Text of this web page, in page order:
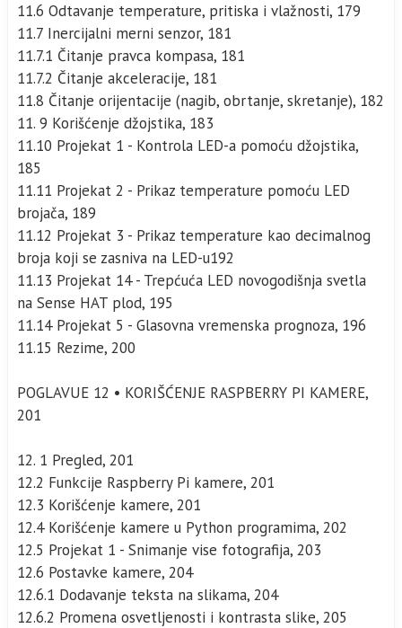
11.6 Odtavanje temperature, pritiska i vlažnosti, 179
11.7 Inercijalni merni senzor, 181
11.7.1 Čitanje pravca kompasa, 181
11.7.2 Čitanje akceleracije, 181
11.8 Čitanje orijentacije (nagib, obrtanje, skretanje), 182
11. 9 Korišćenje džojstika, 183
11.10 Projekat 1 - Kontrola LED-a pomoću džojstika,
185
11.11 Projekat 2 - Prikaz temperature pomoću LED
brojača, 189
11.12 Projekat 3 - Prikaz temperature kao decimalnog
broja koji se zasniva na LED-u192
11.13 Projekat 14 - Trepćuća LED novogodišnja svetla
na Sense HAT plod, 195
11.14 Projekat 5 - Glasovna vremenska prognoza, 196
11.15 Rezime, 200
POGLAVUE 12 • KORIŠĆENJE RASPBERRY PI KAMERE,
201
12. 1 Pregled, 201
12.2 Funkcije Raspberry Pi kamere, 201
12.3 Korišćenje kamere, 201
12.4 Korišćenje kamere u Python programima, 202
12.5 Projekat 1 - Snimanje vise fotografija, 203
12.6 Postavke kamere, 204
12.6.1 Dodavanje teksta na slikama, 204
12.6.2 Promena osvetljenosti i kontrasta slike, 205